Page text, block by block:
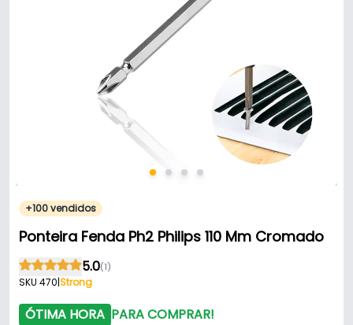
+100 vendidos
Ponteira Fenda Ph2 Philips 110 Mm Cromado
5.0(1)
SKU 470|Strong
ÓTIMA HORA PARA COMPRAR!